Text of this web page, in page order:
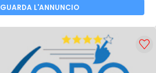
GUARDA L'ANNUNCIO